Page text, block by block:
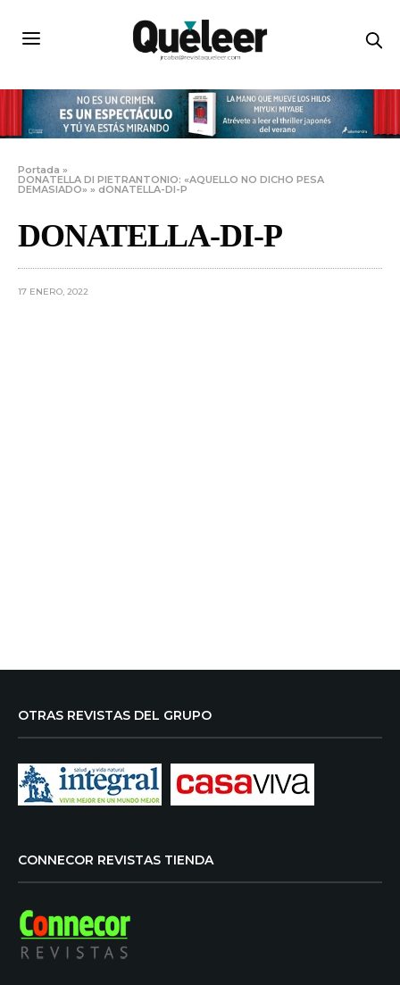
Portada »
DONATELLA DI PIETRANTONIO: «AQUELLO NO DICHO PESA
DEMASIADO» » dONATELLA-DI-P
DONATELLA-DI-P
17 ENERO, 2022
OTRAS REVISTAS DEL GRUPO
CONNECOR REVISTAS TIENDA